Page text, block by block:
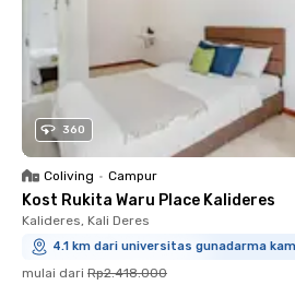
360
Coliving • Campur
Kost Rukita Waru Place Kalideres
Kalideres, Kali Deres
4.1 km dari universitas gunadarma
mulai dari Rp2.418.000